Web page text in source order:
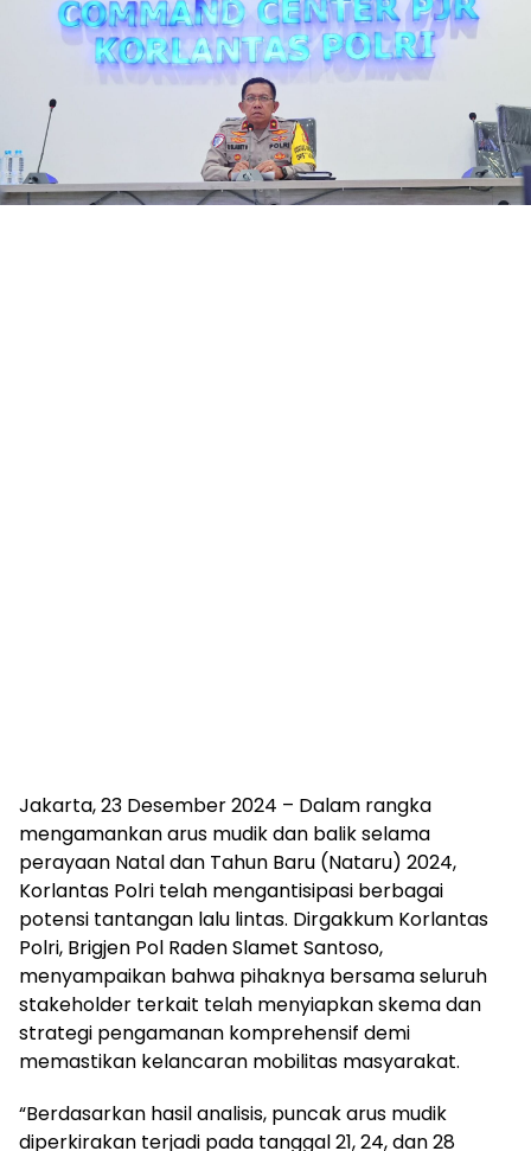
Jakarta, 23 Desember 2024 – Dalam rangka
mengamankan arus mudik dan balik selama
perayaan Natal dan Tahun Baru (Nataru) 2024,
Korlantas Polri telah mengantisipasi berbagai
potensi tantangan lalu lintas. Dirgakkum Korlantas
Polri, Brigjen Pol Raden Slamet Santoso,
menyampaikan bahwa pihaknya bersama seluruh
stakeholder terkait telah menyiapkan skema dan
strategi pengamanan komprehensif demi
memastikan kelancaran mobilitas masyarakat.
“Berdasarkan hasil analisis, puncak arus mudik
diperkirakan terjadi pada tanggal 21, 24, dan 28